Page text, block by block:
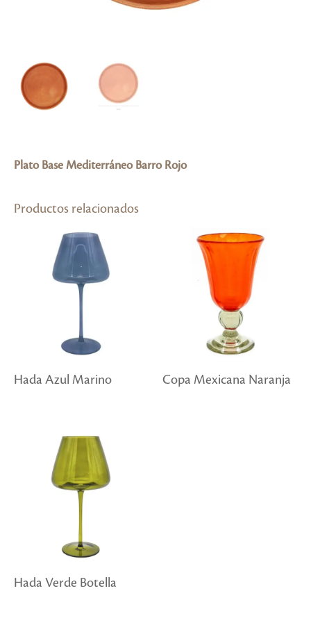
Plato Base Mediterráneo Barro Rojo
Productos relacionados
Hada Azul Marino Copa Mexicana Naranja
Hada Verde Botella